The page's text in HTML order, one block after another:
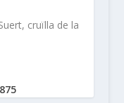
cruïlla de la